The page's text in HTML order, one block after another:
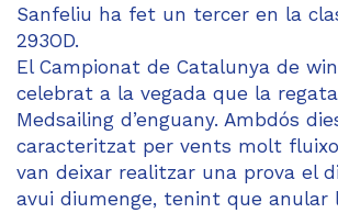
Sanfeliu ha fet un tercer en la
293OD.
El Campionat de Catalunya de
celebrat a la vegada que la
Medsailing d’enguany. Ambdós
caracteritzat per vents molt
van deixar realitzar una prova el
avui diumenge, tenint que anular